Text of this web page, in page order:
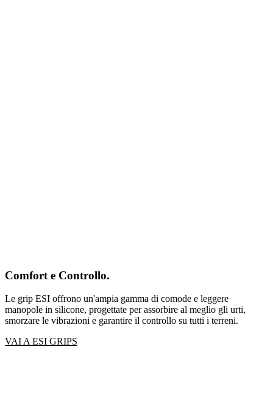
Comfort e Controllo.
Le grip ESI offrono un'ampia gamma di comode e leggere
manopole in silicone, progettate per assorbire al meglio gli urti,
smorzare le vibrazioni e garantire il controllo su tutti i terreni.
VAI A ESI GRIPS